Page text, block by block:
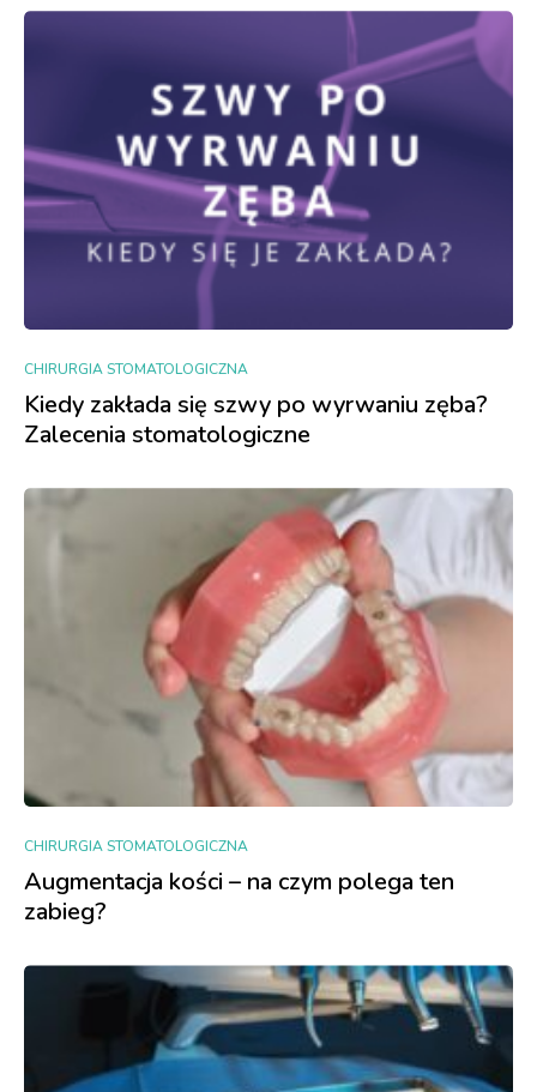
CHIRURGIA STOMATOLOGICZNA
Kiedy zakłada się szwy po wyrwaniu zęba?
Zalecenia stomatologiczne
CHIRURGIA STOMATOLOGICZNA
Augmentacja kości – na czym polega ten
zabieg?